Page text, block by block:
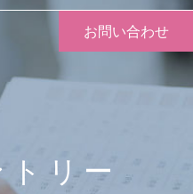
お問い合わせ
リー